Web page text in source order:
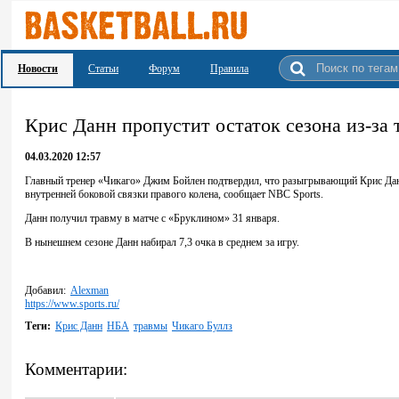
Новости Статьи Форум Правила
Крис Данн пропустит остаток сезона из-за
04.03.2020 12:57
Главный тренер «Чикаго» Джим Бойлен подтвердил, что разыгрывающий Крис
внутренней боковой связки правого колена, сообщает NBC Sports.
Данн получил травму в матче с «Бруклином» 31 января.
В нынешнем сезоне Данн набирал 7,3 очка в среднем за игру.
Добавил: Alexman
https://www.sports.ru/
Теги: Крис Данн НБА травмы Чикаго Буллз
Комментарии: